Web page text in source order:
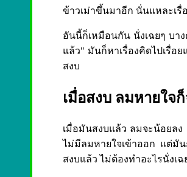
ข้าวเม่าขึ้นมาอีก นั่นแหละเรื่
อันนี้ก็เหมือนกัน นั่งเฉยๆ บา
แล้ว" มันก็หาเรื่องคิดไปเรื่อ
สงบ
เมื่อสงบ ลมหายใจ
เมื่อมันสงบแล้ว ลมจะน้อยล
ไม่มีลมหายใจเข้าออก แต่มั
สงบแล้ว ไม่ต้องทำอะไรนั่งเ